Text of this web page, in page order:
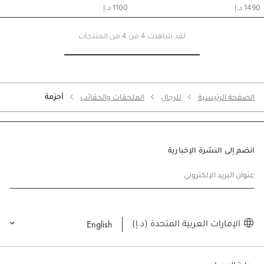
1490 د.إ 1100 د.إ
لقد شاهدت 4 من 4 من المنتجات
الصفحة الرئيسية للرجال الملحقات والحقائب أحزمة
انضم إلى النشرة الإخبارية
عنوان البريد الإلكتروني
الإمارات العربية المتحدة (د.إ) English